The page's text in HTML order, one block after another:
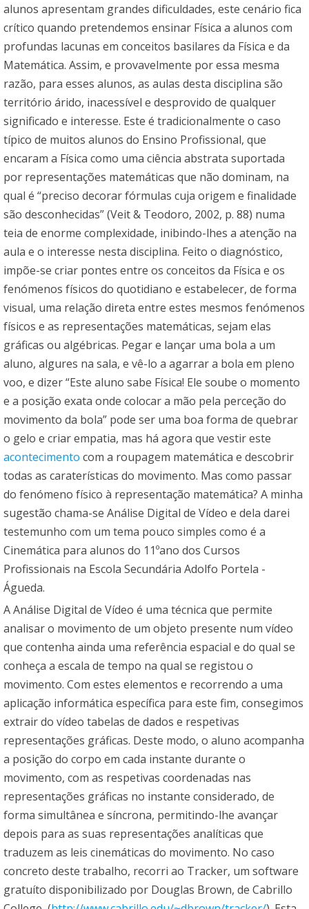
alunos apresentam grandes dificuldades, este cenário fica
crítico quando pretendemos ensinar Física a alunos com
profundas lacunas em conceitos basilares da Física e da
Matemática. Assim, e provavelmente por essa mesma
razão, para esses alunos, as aulas desta disciplina são
território árido, inacessível e desprovido de qualquer
significado e interesse. Este é tradicionalmente o caso
típico de muitos alunos do Ensino Profissional, que
encaram a Física como uma ciência abstrata suportada
por representações matemáticas que não dominam, na
qual é “preciso decorar fórmulas cuja origem e finalidade
são desconhecidas” (Veit & Teodoro, 2002, p. 88) numa
teia de enorme complexidade, inibindo-lhes a atenção na
aula e o interesse nesta disciplina. Feito o diagnóstico,
impõe-se criar pontes entre os conceitos da Física e os
fenómenos físicos do quotidiano e estabelecer, de forma
visual, uma relação direta entre estes mesmos fenómenos
físicos e as representações matemáticas, sejam elas
gráficas ou algébricas. Pegar e lançar uma bola a um
aluno, algures na sala, e vê-lo a agarrar a bola em pleno
voo, e dizer “Este aluno sabe Física! Ele soube o momento
e a posição exata onde colocar a mão pela perceção do
movimento da bola” pode ser uma boa forma de quebrar
o gelo e criar empatia, mas há agora que vestir este
acontecimento com a roupagem matemática e descobrir
todas as caraterísticas do movimento. Mas como passar
do fenómeno físico à representação matemática? A minha
sugestão chama-se Análise Digital de Vídeo e dela darei
testemunho com um tema pouco simples como é a
Cinemática para alunos do 11ºano dos Cursos
Profissionais na Escola Secundária Adolfo Portela -
Águeda.
A Análise Digital de Vídeo é uma técnica que permite
analisar o movimento de um objeto presente num vídeo
que contenha ainda uma referência espacial e do qual se
conheça a escala de tempo na qual se registou o
movimento. Com estes elementos e recorrendo a uma
aplicação informática específica para este fim, consegimos
extrair do vídeo tabelas de dados e respetivas
representações gráficas. Deste modo, o aluno acompanha
a posição do corpo em cada instante durante o
movimento, com as respetivas coordenadas nas
representações gráficas no instante considerado, de
forma simultânea e síncrona, permitindo-lhe avançar
depois para as suas representações analíticas que
traduzem as leis cinemáticas do movimento. No caso
concreto deste trabalho, recorri ao Tracker, um software
gratuíto disponibilizado por Douglas Brown, de Cabrillo